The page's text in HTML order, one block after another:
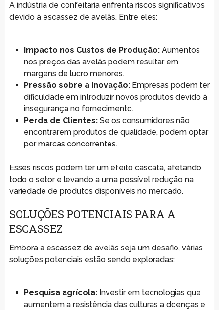
A indústria de confeitaria enfrenta riscos significativos
devido à escassez de avelãs. Entre eles:
Impacto nos Custos de Produção:Aumentos
nos preços das avelãs podem resultar em
margens de lucro menores.
Pressão sobre a Inovação:Empresas podem ter
dificuldade em introduzir novos produtos devido à
insegurança no fornecimento.
Perda de Clientes:Se os consumidores não
encontrarem produtos de qualidade, podem optar
por marcas concorrentes.
Esses riscos podem ter um efeito cascata, afetando
todo o setor e levando a uma possível redução na
variedade de produtos disponíveis no mercado.
SOLUÇÕES POTENCIAIS PARA A
ESCASSEZ
Embora a escassez de avelãs seja um desafio, várias
soluções potenciais estão sendo exploradas:
Pesquisa agrícola:Investir em tecnologias que
aumentem a resistência das culturas a doenças e